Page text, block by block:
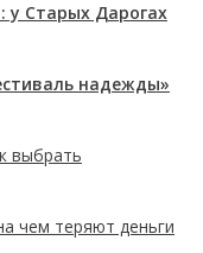
у Старых Дарогах
надежды»
выбрать
чем теряют деньги